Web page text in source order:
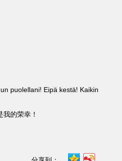
puolellani! Eipä kestä! Kaikin
的荣幸！